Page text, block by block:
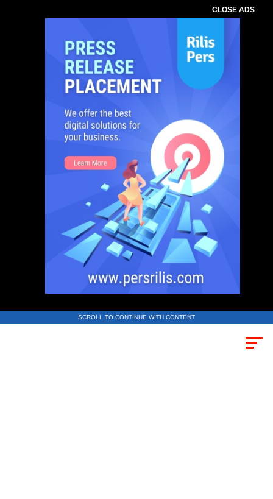
CLOSE ADS
SCROLL TO CONTINUE WITH CONTENT